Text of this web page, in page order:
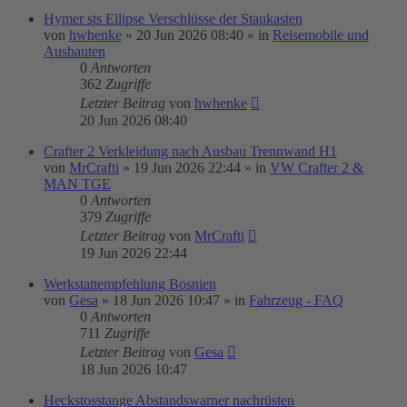
Hymer sts Ellipse Verschlüsse der Staukasten
von hwhenke » 20 Jun 2026 08:40 » in Reisemobile und
Ausbauten
0 Antworten
362 Zugriffe
Letzter Beitrag von hwhenke
20 Jun 2026 08:40
Crafter 2 Verkleidung nach Ausbau Trennwand H1
von MrCrafti » 19 Jun 2026 22:44 » in VW Crafter 2 &
MAN TGE
0 Antworten
379 Zugriffe
Letzter Beitrag von MrCrafti
19 Jun 2026 22:44
Werkstattempfehlung Bosnien
von Gesa » 18 Jun 2026 10:47 » in Fahrzeug - FAQ
0 Antworten
711 Zugriffe
Letzter Beitrag von Gesa
18 Jun 2026 10:47
Heckstosstange Abstandswarner nachrüsten